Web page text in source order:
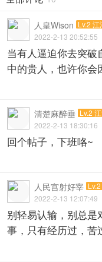
人皇Wison Lv.2
2022-2-13 20:52:55
当有人逼迫你去突
中的贵人，也许你会
清楚麻醉垂 Lv.2
2022-2-13 18:30:16
回个帖子，下班咯~
人民宫射好宰
2022-2-13 12:07:49
别轻易认输，别总是
事，只有经历过，苦